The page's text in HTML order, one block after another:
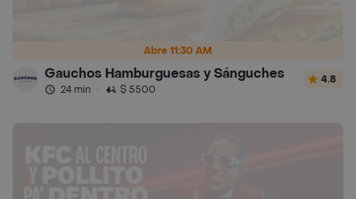
Abre 11:30 AM
Gauchos Hamburguesas y Sánguches
24 min · $ 5500
4.8